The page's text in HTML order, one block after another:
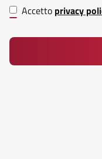
Accetto privacy